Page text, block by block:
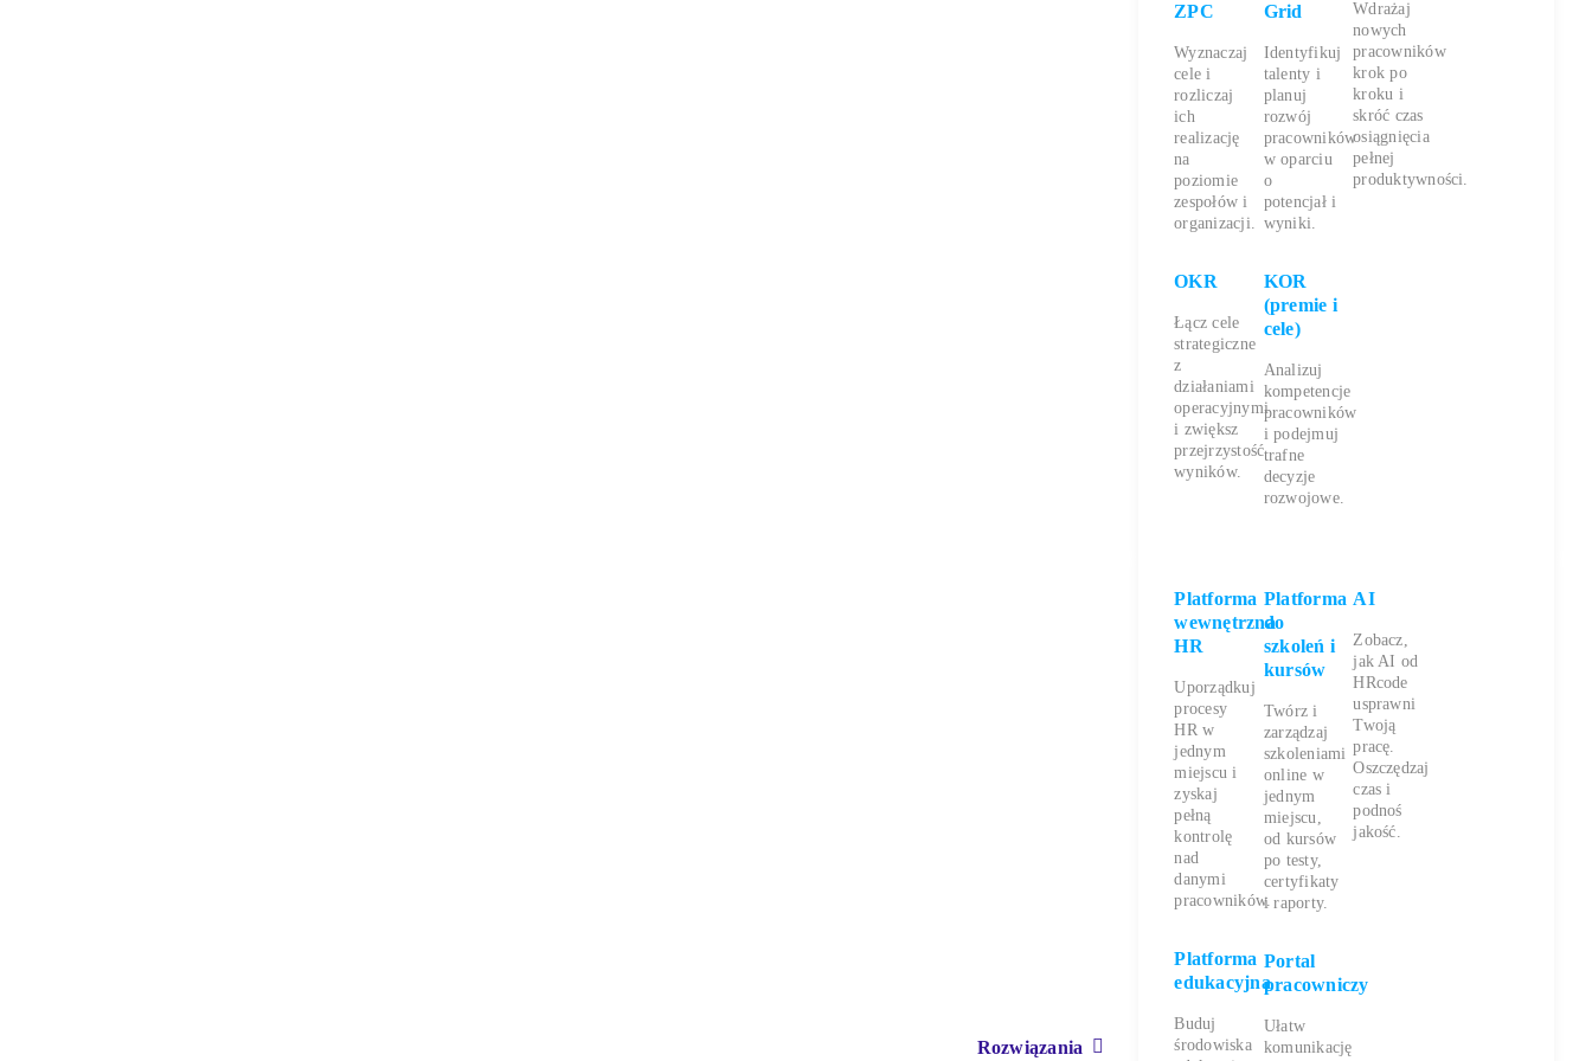
ZPC
Wyznaczaj
cele i
rozliczaj
ich
realizację
na
poziomie
zespołów i
organizacji.
OKR
Łącz cele
strategiczne
z
działaniami
operacyjnymi
i zwiększ
przejrzystość
wyników.
Grid
Identyfikuj
talenty i
planuj
rozwój
pracowników
w oparciu
o
potencjał i
wyniki.
KOR
(premie i
cele)
Analizuj
kompetencje
pracowników
i podejmuj
trafne
decyzje
rozwojowe.
Wdrażaj
nowych
pracowników
krok po
kroku i
skróć czas
osiągnięcia
pełnej
produktywności.
Rozwiązania
Platforma
wewnętrzna
HR
Uporządkuj
procesy
HR w
jednym
miejscu i
zyskaj
pełną
kontrolę
nad
danymi
pracowników.
Platforma
edukacyjna
Buduj
środowiska
Platforma
do
szkoleń i
kursów
Twórz i
zarządzaj
szkoleniami
online w
jednym
miejscu,
od kursów
po testy,
certyfikaty
i raporty.
Portal
pracowniczy
Ułatw
komunikację
AI
Zobacz,
jak AI od
HRcode
usprawni
Twoją
pracę.
Oszczędzaj
czas i
podnoś
jakość.